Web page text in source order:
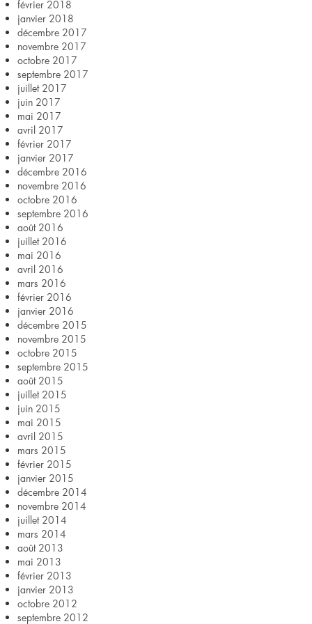
février 2018
janvier 2018
décembre 2017
novembre 2017
octobre 2017
septembre 2017
juillet 2017
juin 2017
mai 2017
avril 2017
février 2017
janvier 2017
décembre 2016
novembre 2016
octobre 2016
septembre 2016
août 2016
juillet 2016
mai 2016
avril 2016
mars 2016
février 2016
janvier 2016
décembre 2015
novembre 2015
octobre 2015
septembre 2015
août 2015
juillet 2015
juin 2015
mai 2015
avril 2015
mars 2015
février 2015
janvier 2015
décembre 2014
novembre 2014
juillet 2014
mars 2014
août 2013
mai 2013
février 2013
janvier 2013
octobre 2012
septembre 2012